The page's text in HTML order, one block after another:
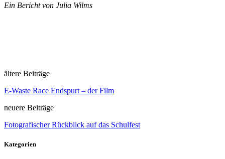
Ein Bericht von Julia Wilms
ältere Beiträge
E-Waste Race Endspurt – der Film
neuere Beiträge
Fotografischer Rückblick auf das Schulfest
Kategorien